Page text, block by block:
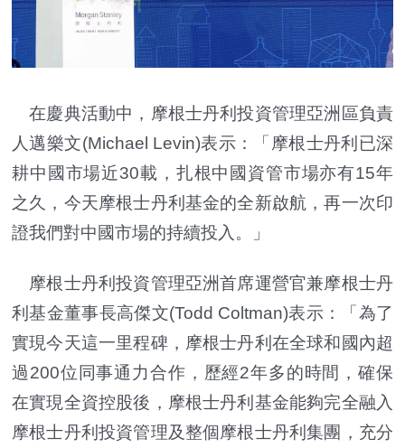
在慶典活動中，摩根士丹利投資管理亞洲區負責
人邁樂文(Michael Levin)表示：「摩根士丹利已深
耕中國市場近30載，扎根中國資管市場亦有15年
之久，今天摩根士丹利基金的全新啟航，再一次印
證我們對中國市場的持續投入。」
摩根士丹利投資管理亞洲首席運營官兼摩根士丹
利基金董事長高傑文(Todd Coltman)表示：「為了
實現今天這一里程碑，摩根士丹利在全球和國內超
過200位同事通力合作，歷經2年多的時間，確保
在實現全資控股後，摩根士丹利基金能夠完全融入
摩根士丹利投資管理及整個摩根士丹利集團，充分